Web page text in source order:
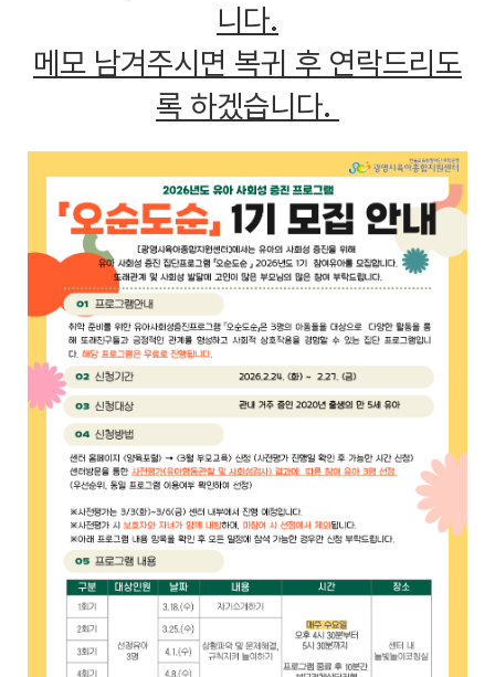
니다.
메모 남겨주시면 복귀 후 연락드리도
록 하겠습니다.